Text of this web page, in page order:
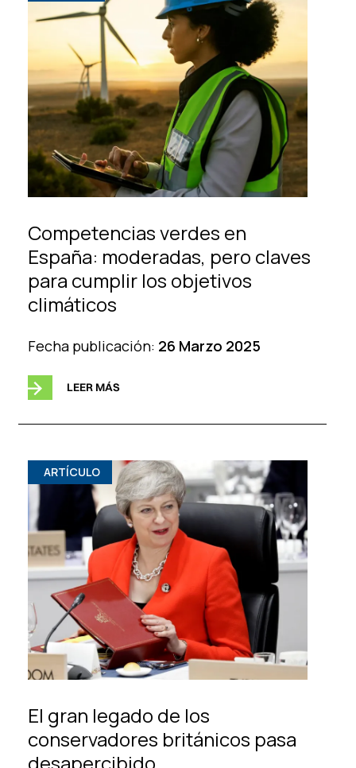
Competencias verdes en
España: moderadas, pero claves
para cumplir los objetivos
climáticos
Fecha publicación: 26 Marzo 2025
LEER MÁS
ARTÍCULO
El gran legado de los
conservadores británicos pasa
desapercibido